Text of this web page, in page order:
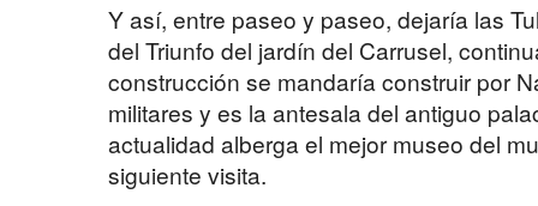
Y así, entre paseo y paseo, dejaría las
del Triunfo del jardín del Carrusel,
construcción se mandaría construir por
militares y es la antesala del antiguo
actualidad alberga el mejor museo del
siguiente visita.